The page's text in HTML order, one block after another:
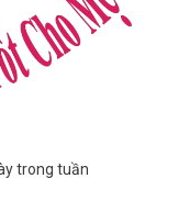
trong tuần